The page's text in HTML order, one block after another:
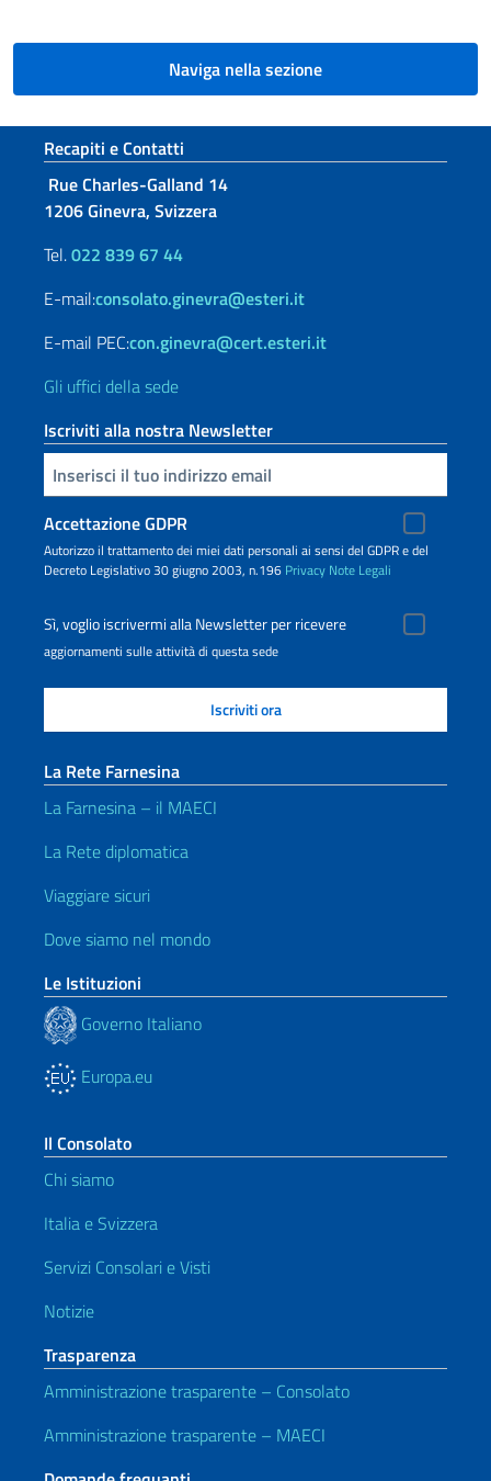
Naviga nella sezione
Sezione footer
Recapiti e Contatti
Rue Charles-Galland 14
1206 Ginevra, Svizzera
Tel.022 839 67 44
E-mail:consolato.ginevra@esteri.it
E-mail PEC:con.ginevra@cert.esteri.it
Gli uffici della sede
Iscriviti alla nostra Newsletter
Inserisci la tua email
Accettazione GDPR
Autorizzo il trattamento dei miei dati personali ai sensi del GDPR e del
Decreto Legislativo 30 giugno 2003, n.196 Privacy Note Legali
Sì, voglio iscrivermi alla Newsletter per ricevere
aggiornamenti sulle attività di questa sede
La Rete Farnesina
La Farnesina – il MAECI
La Rete diplomatica
Viaggiare sicuri
Dove siamo nel mondo
Le Istituzioni
Governo Italiano
Europa.eu
Il Consolato
Chi siamo
Italia e Svizzera
Servizi Consolari e Visti
Notizie
Trasparenza
Amministrazione trasparente – Consolato
Amministrazione trasparente – MAECI